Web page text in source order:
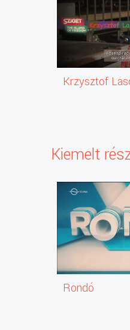
Krzysztof
Kiemelt
Rondó